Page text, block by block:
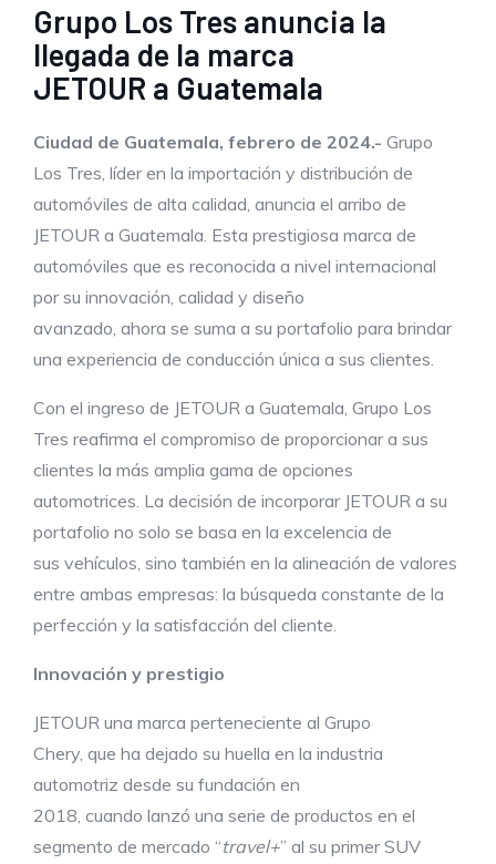
Grupo Los Tres anuncia la
llegada de la marca
JETOUR a Guatemala
Ciudad de Guatemala, febrero de 2024.- Grupo
Los Tres, líder en la importación y distribución de
automóviles de alta calidad, anuncia el arribo de
JETOUR a Guatemala. Esta prestigiosa marca de
automóviles que es reconocida a nivel internacional
por su innovación, calidad y diseño
avanzado, ahora se suma a su portafolio para brindar
una experiencia de conducción única a sus clientes.
Con el ingreso de JETOUR a Guatemala, Grupo Los
Tres reafirma el compromiso de proporcionar a sus
clientes la más amplia gama de opciones
automotrices. La decisión de incorporar JETOUR a su
portafolio no solo se basa en la excelencia de
sus vehículos, sino también en la alineación de valores
entre ambas empresas: la búsqueda constante de la
perfección y la satisfacción del cliente.
Innovación y prestigio
JETOUR una marca perteneciente al Grupo
Chery, que ha dejado su huella en la industria
automotriz desde su fundación en
2018, cuando lanzó una serie de productos en el
segmento de mercado “travel+” al su primer SUV